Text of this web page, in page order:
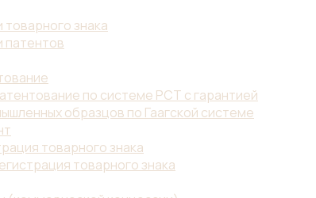
знака
патентов
по системе PCT с гарантией
образцов по Гаагской системе
товарного знака
товарного знака